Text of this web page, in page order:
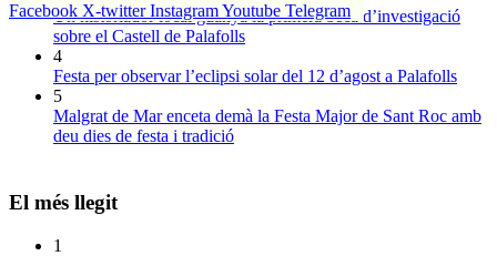
Facebook X-twitter InstagramYoutube Telegram
Un historiador local guanya la primera beca d’investigació
sobre el Castell de Palafolls
4
Festa per observar l’eclipsi solar del 12 d’agost a Palafolls
5
Malgrat de Mar enceta demà la Festa Major de Sant Roc amb
deu dies de festa i tradició
El més llegit
1